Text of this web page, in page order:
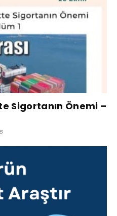
Sigortanın Önemi –